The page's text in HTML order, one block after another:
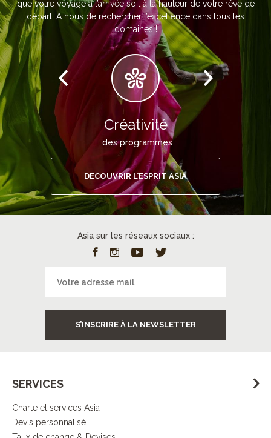
que votre voyage à l’arrivée soit à la hauteur de votre rêve de
départ. A nous de rechercher l’excellence dans tous les
domaines !
Créativité
des programmes
DECOUVRIR L’ESPRIT ASIA
Asia sur les réseaux sociaux :
S’INSCRIRE À LA NEWSLETTER
SERVICES
Charte et services Asia
Devis personnalisé